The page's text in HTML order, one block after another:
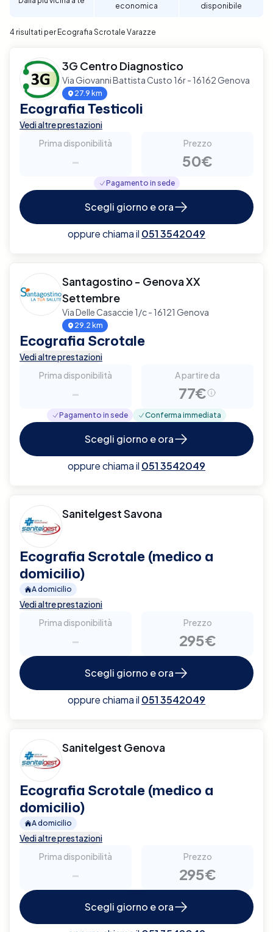
discrezione.
economica
disponibile
4 risultati per Ecografia Scrotale Varazze
3G Centro Diagnostico
Via Giovanni Battista Custo 16r - 16162 Genova
27.9 km
Ecografia Testicoli
Vedi altre prestazioni
Prima disponibilità
-
Prezzo
50€
Pagamento in sede
Scegli giorno e ora
oppure chiama il 051 3542049
Santagostino - Genova XX
Settembre
Via Delle Casaccie 1/c - 16121 Genova
29.2 km
Ecografia Scrotale
Vedi altre prestazioni
Prima disponibilità
-
A partire da
77€
Pagamento in sede Conferma immediata
Scegli giorno e ora
oppure chiama il 051 3542049
Sanitelgest Savona
Ecografia Scrotale (medico a
domicilio)
A domicilio
Vedi altre prestazioni
Prima disponibilità
-
Prezzo
295€
Scegli giorno e ora
oppure chiama il 051 3542049
Sanitelgest Genova
Ecografia Scrotale (medico a
domicilio)
A domicilio
Vedi altre prestazioni
Prima disponibilità
-
Prezzo
295€
Scegli giorno e ora